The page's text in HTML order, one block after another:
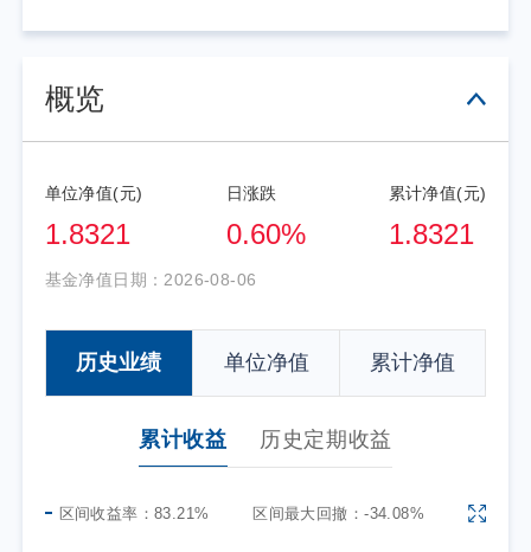
概览
单位净值(元)
1.8321
日涨跌
0.60%
累计净值(元)
1.8321
基金净值日期： 2026-08-06
历史业绩 单位净值 累计净值
累计收益 历史定期收益
区间收益率： 83.21% 区间最大回撤：-34.08%